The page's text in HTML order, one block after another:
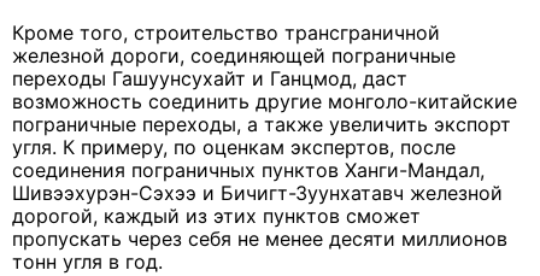
Кроме того, строительство трансграничной
железной дороги, соединяющей пограничные
переходы Гашуунсухайт и Ганцмод, даст
возможность соединить другие монголо-китайские
пограничные переходы, а также увеличить экспорт
угля. К примеру, по оценкам экспертов, после
соединения пограничных пунктов Ханги-Мандал,
Шивээхурэн-Сэхээ и Бичигт-Зуунхатавч железной
дорогой, каждый из этих пунктов сможет
пропускать через себя не менее десяти миллионов
тонн угля в год.